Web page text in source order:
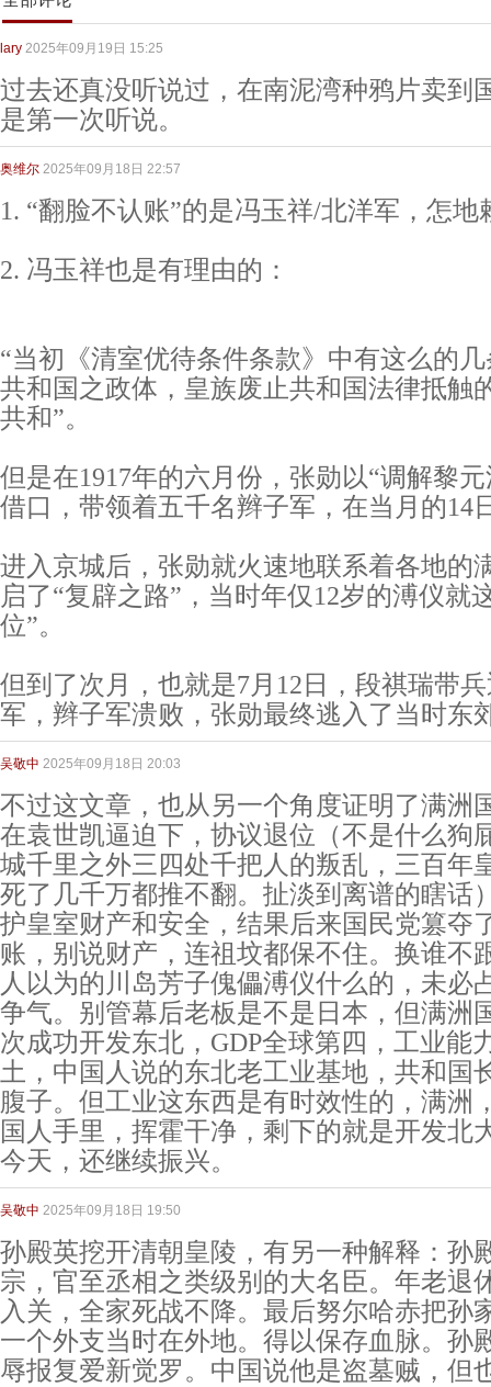
lary 2025年09月19日 15:25
过去还真没听说过，在南泥湾种鸦片卖到
是第一次听说。
奥维尔 2025年09月18日 22:57
1. “翻脸不认账”的是冯玉祥/北洋军，怎
2. 冯玉祥也是有理由的：
“当初《清室优待条件条款》中有这么的
共和国之政体，皇族废止共和国法律抵触
共和”。
但是在1917年的六月份，张勋以“调解黎
借口，带领着五千名辫子军，在当月的14
进入京城后，张勋就火速地联系着各地的
启了“复辟之路”，当时年仅12岁的溥仪就
位”。
但到了次月，也就是7月12日，段祺瑞带
军，辫子军溃败，张勋最终逃入了当时东
吴敬中 2025年09月18日 20:03
不过这文章，也从另一个角度证明了满洲
在袁世凯逼迫下，协议退位（不是什么狗
城千里之外三四处千把人的叛乱，三百年
死了几千万都推不翻。扯淡到离谱的瞎话
护皇室财产和安全，结果后来国民党篡夺
账，别说财产，连祖坟都保不住。换谁不
人以为的川岛芳子傀儡溥仪什么的，未必
争气。别管幕后老板是不是日本，但满洲
次成功开发东北，GDP全球第四，工业能
土，中国人说的东北老工业基地，共和国
腹子。但工业这东西是有时效性的，满洲
国人手里，挥霍干净，剩下的就是开发北
今天，还继续振兴。
吴敬中 2025年09月18日 19:50
孙殿英挖开清朝皇陵，有另一种解释：孙
宗，官至丞相之类级别的大名臣。年老退
入关，全家死战不降。最后努尔哈赤把孙
一个外支当时在外地。得以保存血脉。孙
辱报复爱新觉罗。中国说他是盗墓贼，但